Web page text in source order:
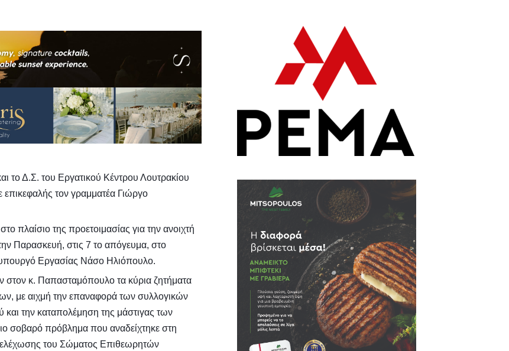
το Δ.Σ. του Εργατικού Κέντρου Λουτρακίου
επικεφαλής τον γραμματέα Γιώργο
πλαίσιο της προετοιμασίας για την ανοιχτή
Παρασκευή, στις 7 το απόγευμα, στο
Εργασίας Νάσο Ηλιόπουλο.
στον κ. Παπασταμόπουλο τα κύρια ζητήματα
με αιχμή την επαναφορά των συλλογικών
την καταπολέμηση της μάστιγας των
σοβαρό πρόβλημα που αναδείχτηκε στη
του Σώματος Επιθεωρητών